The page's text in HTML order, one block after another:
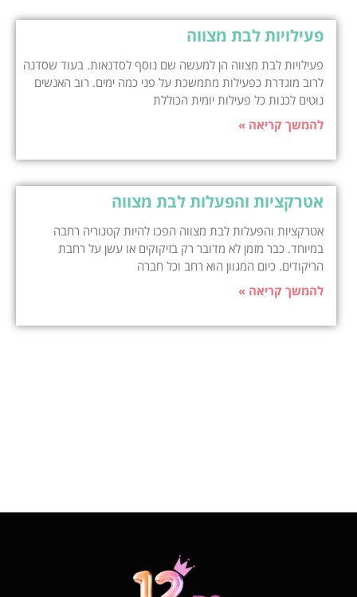
פעילויות לבת מצווה
פעילויות לבת מצווה הן למעשה שם נוסף לסדנאות. בעוד שסדנה
לרוב מוגדרת כפעילות מתמשכת על פני כמה ימים. רוב האנשים
נוטים לכנות כל פעילות יומית הכוללת
להמשך קריאה »
אטרקציות והפעלות לבת מצווה
אטרקציות והפעלות לבת מצווה הפכו להיות קטגוריה רחבה
במיוחד. כבר מזמן לא מדובר רק בזיקוקים או עשן על רחבת
הריקודים. כיום המגוון הוא רחב וכל חברה
להמשך קריאה »